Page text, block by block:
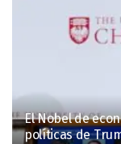
El Nobel de
políticas de